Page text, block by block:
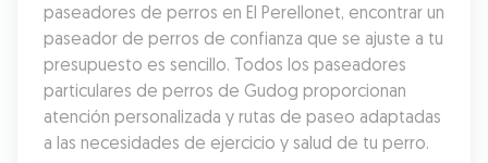
paseadores de perros en El Perellonet, encontrar un
paseador de perros de confianza que se ajuste a tu
presupuesto es sencillo. Todos los paseadores
particulares de perros de Gudog proporcionan
atención personalizada y rutas de paseo adaptadas
a las necesidades de ejercicio y salud de tu perro.